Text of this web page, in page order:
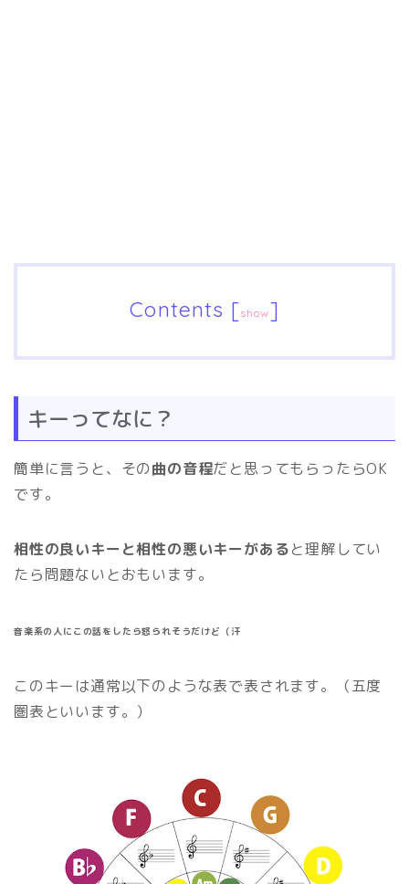
Contents [show]
キーってなに？
簡単に言うと、その曲の音程だと思ってもらったらOK
です。
相性の良いキーと相性の悪いキーがあると理解してい
たら問題ないとおもいます。
音楽系の人にこの話をしたら怒られそうだけど（汗
このキーは通常以下のような表で表されます。（五度
圏表といいます。）